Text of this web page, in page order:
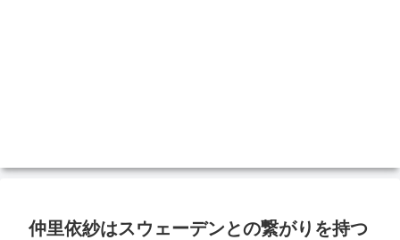
仲里依紗はスウェーデンとの繋がりを持つ